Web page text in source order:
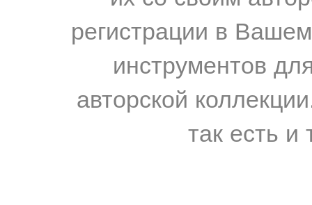
регистрации в
инструментов
авторской
так есть и